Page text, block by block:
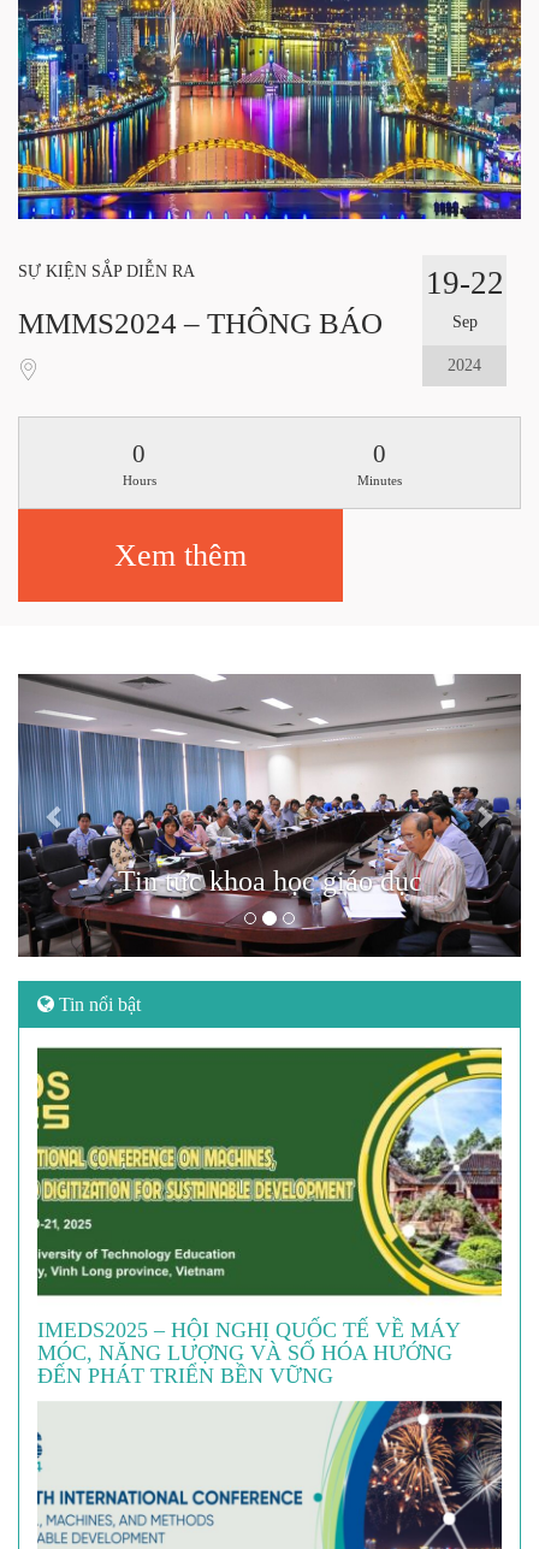
SỰ KIỆN SẮP DIỄN RA
MMMS2024 – THÔNG BÁO
19-22
Sep
2024
0
Hours
0
Minutes
Xem thêm
Tin tức khoa học giáo dục
Previous Next
Tin nổi bật
IMEDS2025 – HỘI NGHỊ QUỐC TẾ VỀ MÁY
MÓC, NĂNG LƯỢNG VÀ SỐ HÓA HƯỚNG
ĐẾN PHÁT TRIỂN BỀN VỮNG